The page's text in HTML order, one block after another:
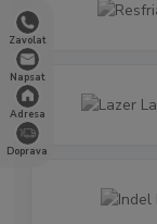
Zavolat
Napsat
Adresa
Doprava